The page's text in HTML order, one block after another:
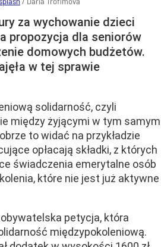
za wychowanie dzieci
propozycja dla seniorów
domowych budżetów.
w tej sprawie
solidarność, czyli
między żyjącymi w tym samym
to widać na przykładzie
opłacają składki, z których
świadczenia emerytalne osób
które nie jest już aktywne
petycja, która
międzypokoleniową.